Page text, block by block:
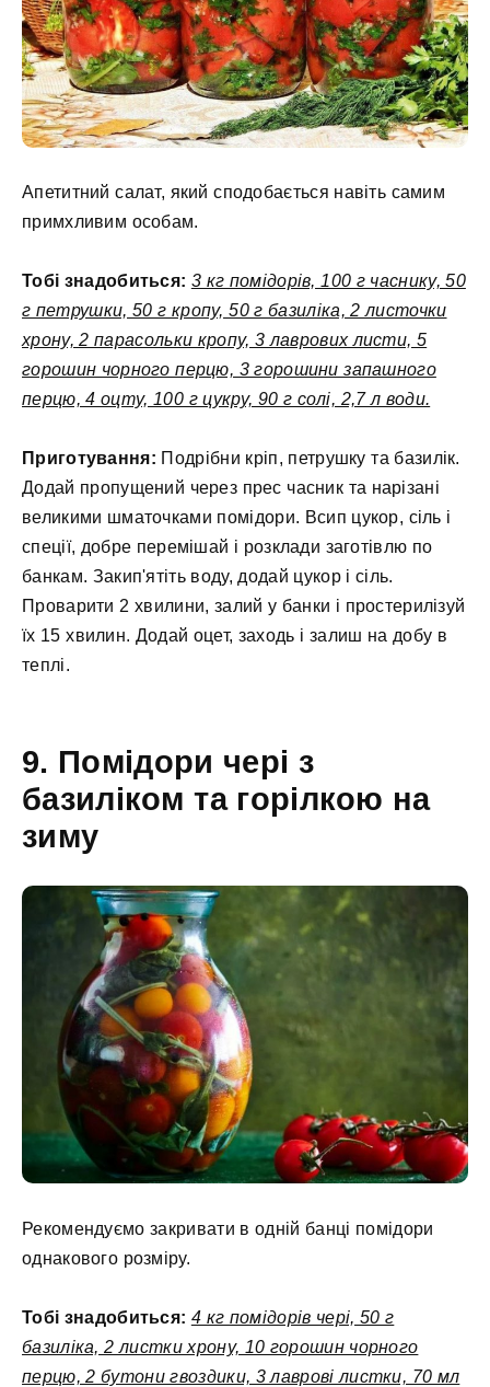
Апетитний салат, який сподобається навіть самим
примхливим особам.
Тобі знадобиться: 3 кг помідорів, 100 г часнику, 50
г петрушки, 50 г кропу, 50 г базиліка, 2 листочки
хрону, 2 парасольки кропу, 3 лаврових листи, 5
горошин чорного перцю, 3 горошини запашного
перцю, 4 оцту, 100 г цукру, 90 г солі, 2,7 л води.
Приготування: Подрібни кріп, петрушку та базилік.
Додай пропущений через прес часник та нарізані
великими шматочками помідори. Всип цукор, сіль і
спеції, добре перемішай і розклади заготівлю по
банкам. Закип'ятіть воду, додай цукор і сіль.
Проварити 2 хвилини, залий у банки і простерилізуй
їх 15 хвилин. Додай оцет, заходь і залиш на добу в
теплі.
9. Помідори чері з
базиліком та горілкою на
зиму
Рекомендуємо закривати в одній банці помідори
однакового розміру.
Тобі знадобиться: 4 кг помідорів чері, 50 г
базиліка, 2 листки хрону, 10 горошин чорного
перцю, 2 бутони гвоздики, 3 лаврові листки, 70 мл